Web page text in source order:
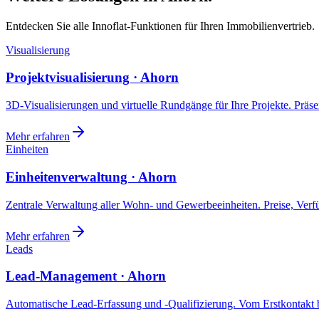
Entdecken Sie alle Innoflat-Funktionen für Ihren Immobilienvertrieb.
Visualisierung
Projektvisualisierung · Ahorn
3D-Visualisierungen und virtuelle Rundgänge für Ihre Projekte.
Mehr erfahren
Einheiten
Einheitenverwaltung · Ahorn
Zentrale Verwaltung aller Wohn- und Gewerbeeinheiten. Preise,
Mehr erfahren
Leads
Lead-Management · Ahorn
Automatische Lead-Erfassung und -Qualifizierung. Vom Erstkontakt